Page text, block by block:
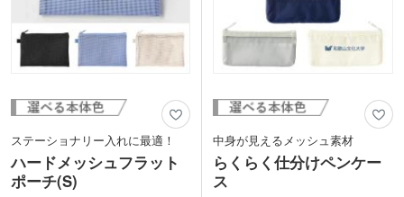
ステーショナリー入れに最適！
ハードメッシュフラット
ポーチ(S)
中身が見えるメッシュ素材
らくらく仕分けペンケー
ス